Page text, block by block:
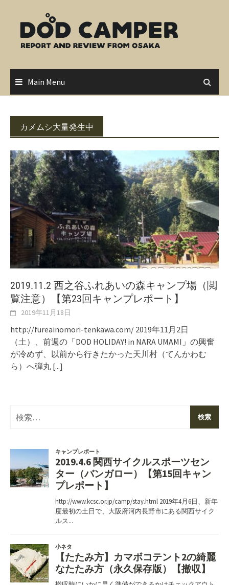
content
Main Menu
カメムシ大量発生中
2019.11.2 西之谷ふれあいの森キャンプ場（閲
覧注意）【第23回キャンプレポート】
2019年11月18日
http://fureainomori-tenkawa.com/ 2019年11月2日
（土）、前週の「DOD HOLIDAY! in NARA UMAMI」の興奮
が冷めず、以前から行きたかった天川村（てんかわむ
ら）へ弾丸 [...]
検
索: